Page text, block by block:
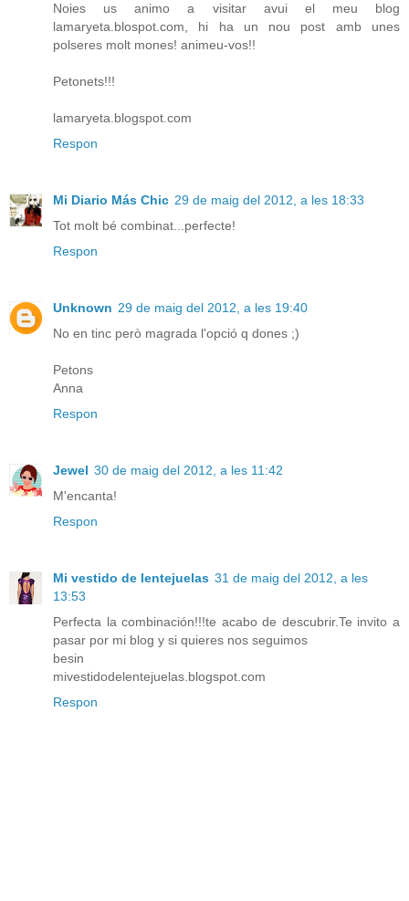
Noies us animo a visitar avui el meu blog
lamaryeta.blospot.com, hi ha un nou post amb unes
polseres molt mones! animeu-vos!!
Petonets!!!
lamaryeta.blogspot.com
Respon
Mi Diario Más Chic 29 de maig del 2012, a les 18:33
Tot molt bé combinat...perfecte!
Respon
Unknown 29 de maig del 2012, a les 19:40
No en tinc però magrada l'opció q dones ;)
Petons
Anna
Respon
Jewel 30 de maig del 2012, a les 11:42
M'encanta!
Respon
Mi vestido de lentejuelas 31 de maig del 2012, a les
13:53
Perfecta la combinación!!!te acabo de descubrir.Te invito a
pasar por mi blog y si quieres nos seguimos
besin
mivestidodelentejuelas.blogspot.com
Respon